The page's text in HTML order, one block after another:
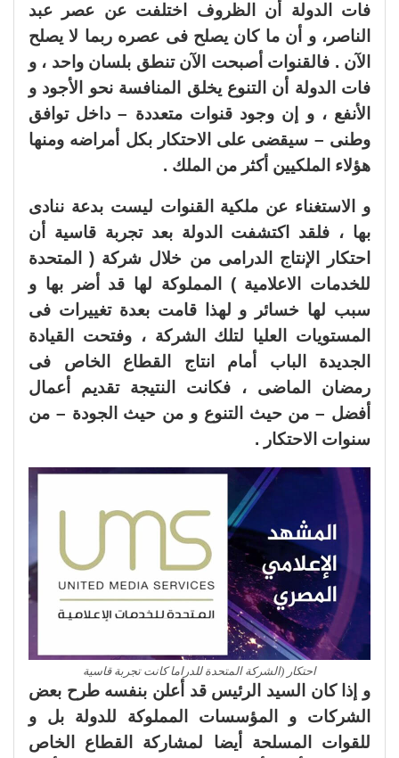
فات الدولة أن الظروف اختلفت عن عصر عبد
الناصر، و أن ما كان يصلح فى عصره ربما لا يصلح
الآن . فالقنوات أصبحت الآن تنطق بلسان واحد ، و
فات الدولة أن التنوع يخلق المنافسة نحو الأجود و
الأنفع ، و إن وجود قنوات متعددة – داخل توافق
وطنى – سيقضى على الاحتكار بكل أمراضه ومنها
هؤلاء الملكيين أكثر من الملك .
و الاستغناء عن ملكية القنوات ليست بدعة ننادى
بها ، فلقد اكتشفت الدولة بعد تجربة قاسية أن
احتكار الإنتاج الدرامى من خلال شركة ( المتحدة
للخدمات الاعلامية ) المملوكة لها قد أضر بها و
سبب لها خسائر و لهذا قامت بعدة تغييرات فى
المستويات العليا لتلك الشركة ، وفتحت القيادة
الجديدة الباب أمام انتاج القطاع الخاص فى
رمضان الماضى ، فكانت النتيجة تقديم أعمال
أفضل – من حيث التنوع و من حيث الجودة – من
سنوات الاحتكار .
احتكار (الشركة المتحدة للدراما كانت تجربة قاسية
و إذا كان السيد الرئيس قد أعلن بنفسه طرح بعض
الشركات و المؤسسات المملوكة للدولة بل و
للقوات المسلحة أيضا لمشاركة القطاع الخاص